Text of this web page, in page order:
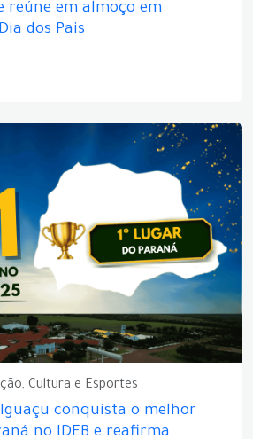
reúne em almoço em
dos Pais
Cultura e Esportes
conquista o melhor
no IDEB e reafirma